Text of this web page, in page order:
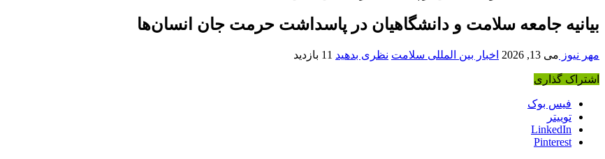
بیانیه جامعه سلامت و دانشگاهیان در پاسداشت حرمت جان انسان‌ها
مهر نیوز می 13, 2026 اخبار بین المللی سلامت نظری بدهید 11 بازدید
اشتراک گذاری
فیس بوک
توییتر
LinkedIn
Pinterest